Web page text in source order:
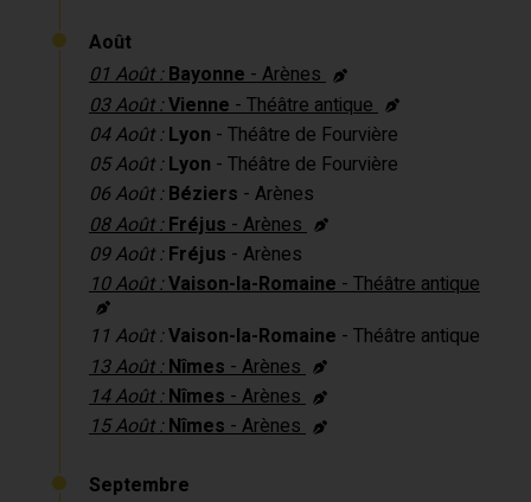
Août
01 Août :Bayonne- Arènes
03 Août :Vienne - Théâtre antique
04 Août : Lyon - Théâtre de Fourvière
05 Août : Lyon - Théâtre de Fourvière
06 Août : Béziers - Arènes
08 Août : Fréjus - Arènes
09 Août : Fréjus - Arènes
10 Août :Vaison-la-Romaine- Théâtre antique
11 Août :Vaison-la-Romaine - Théâtre antique
13 Août : Nîmes - Arènes
14 Août :Nîmes- Arènes
15 Août :Nîmes- Arènes
Septembre